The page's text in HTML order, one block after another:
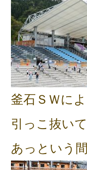
釜石ＳＷに
引っこ抜い
あっという